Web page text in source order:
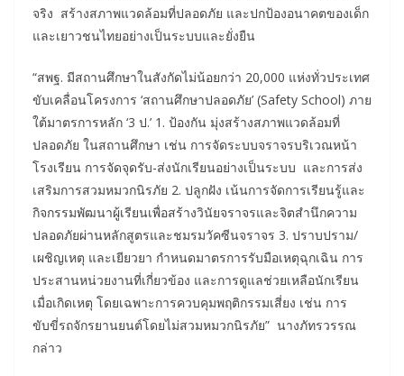
จริง สร้างสภาพแวดล้อมที่ปลอดภัย และปกป้องอนาคตของเด็ก
และเยาวชนไทยอย่างเป็นระบบและยั่งยืน
“สพฐ. มีสถานศึกษาในสังกัดไม่น้อยกว่า 20,000 แห่งทั่วประเทศ
ขับเคลื่อนโครงการ ‘สถานศึกษาปลอดภัย’ (Safety School) ภาย
ใต้มาตรการหลัก ‘3 ป.’ 1. ป้องกัน มุ่งสร้างสภาพแวดล้อมที่
ปลอดภัย ในสถานศึกษา เช่น การจัดระบบจราจรบริเวณหน้า
โรงเรียน การจัดจุดรับ-ส่งนักเรียนอย่างเป็นระบบ และการส่ง
เสริมการสวมหมวกนิรภัย 2. ปลูกฝัง เน้นการจัดการเรียนรู้และ
กิจกรรมพัฒนาผู้เรียนเพื่อสร้างวินัยจราจรและจิตสำนึกความ
ปลอดภัยผ่านหลักสูตรและชมรมวัคซีนจราจร 3. ปราบปราม/
เผชิญเหตุ และเยียวยา กำหนดมาตรการรับมือเหตุฉุกเฉิน การ
ประสานหน่วยงานที่เกี่ยวข้อง และการดูแลช่วยเหลือนักเรียน
เมื่อเกิดเหตุ โดยเฉพาะการควบคุมพฤติกรรมเสี่ยง เช่น การ
ขับขี่รถจักรยานยนต์โดยไม่สวมหมวกนิรภัย” นางภัทรวรรณ
กล่าว